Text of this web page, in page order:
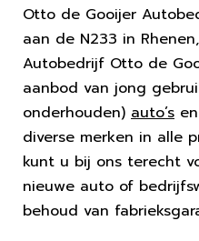
Otto de Gooijer
aan de N233 in
Autobedrijf Otto de
aanbod van jong
onderhouden) auto’s en
diverse merken in alle
kunt u bij ons terecht
nieuwe auto of
behoud van